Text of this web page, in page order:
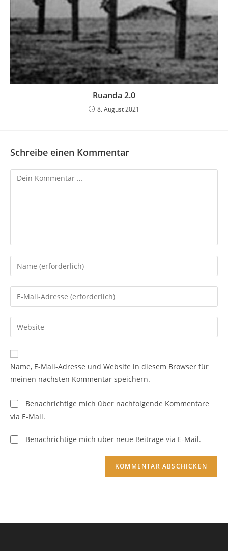
Ruanda 2.0
8. August 2021
Schreibe einen Kommentar
Kommentar
Gib
deinen
Namen
oder
zum
Kommentieren
ein
Gib
deine
E-
Mail-
zum
Kommentieren
ein
Gib
deine
Website-
URL
Name, E-Mail-Adresse und Website in diesem Browser für
meinen nächsten Kommentar speichern.
Benachrichtige mich über nachfolgende Kommentare
via E-Mail.
Benachrichtige mich über neue Beiträge via E-Mail.